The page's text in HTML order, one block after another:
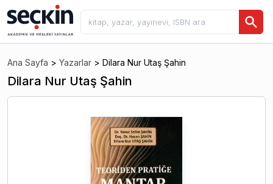
Ana Sayfa > Yazarlar > Dilara Nur Utaş Şahin
Dilara Nur Utaş Şahin